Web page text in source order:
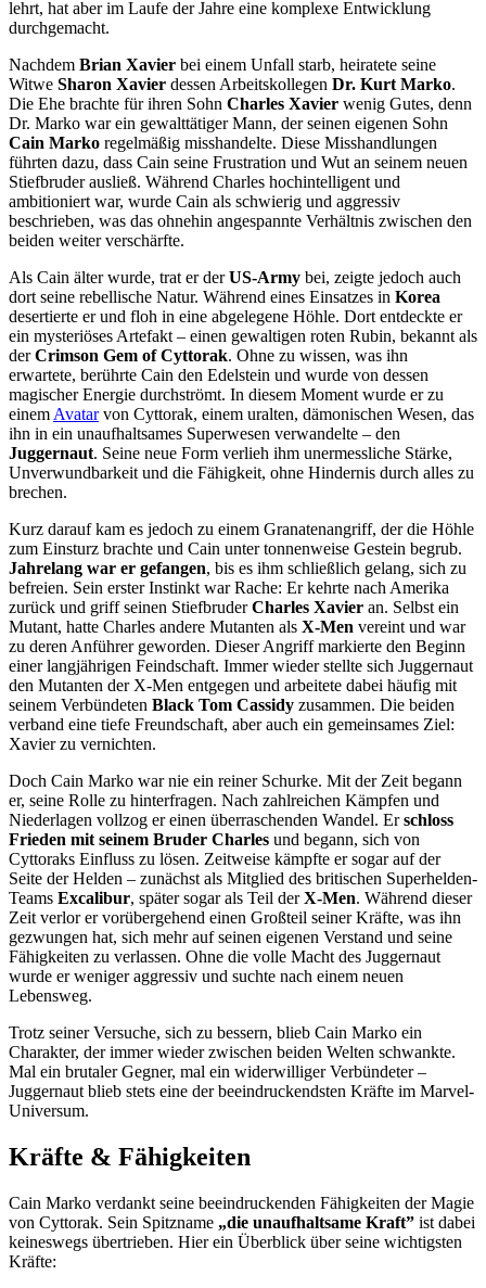
lehrt, hat aber im Laufe der Jahre eine komplexe Entwicklung
durchgemacht.
Nachdem Brian Xavier bei einem Unfall starb, heiratete seine
Witwe Sharon Xavier dessen Arbeitskollegen Dr. Kurt Marko.
Die Ehe brachte für ihren Sohn Charles Xavier wenig Gutes, denn
Dr. Marko war ein gewalttätiger Mann, der seinen eigenen Sohn
Cain Marko regelmäßig misshandelte. Diese Misshandlungen
führten dazu, dass Cain seine Frustration und Wut an seinem neuen
Stiefbruder ausließ. Während Charles hochintelligent und
ambitioniert war, wurde Cain als schwierig und aggressiv
beschrieben, was das ohnehin angespannte Verhältnis zwischen den
beiden weiter verschärfte.
Als Cain älter wurde, trat er derUS-Army bei, zeigte jedoch auch
dort seine rebellische Natur. Während eines Einsatzes in Korea
desertierte er und floh in eine abgelegene Höhle. Dort entdeckte er
ein mysteriöses Artefakt – einen gewaltigen roten Rubin, bekannt als
derCrimson Gem of Cyttorak. Ohne zu wissen, was ihn
erwartete, berührte Cain den Edelstein und wurde von dessen
magischer Energie durchströmt. In diesem Moment wurde er zu
einemAvatarvon Cyttorak, einem uralten, dämonischen Wesen, das
ihn in ein unaufhaltsames Superwesen verwandelte – den
Juggernaut. Seine neue Form verlieh ihm unermessliche Stärke,
Unverwundbarkeit und die Fähigkeit, ohne Hindernis durch alles zu
brechen.
Kurz darauf kam es jedoch zu einem Granatenangriff, der die Höhle
zum Einsturz brachte und Cain unter tonnenweise Gestein begrub.
Jahrelang war er gefangen, bis es ihm schließlich gelang, sich zu
befreien. Sein erster Instinkt war Rache: Er kehrte nach Amerika
zurück und griff seinen StiefbruderCharles Xavier an. Selbst ein
Mutant, hatte Charles andere Mutanten als X-Men vereint und war
zu deren Anführer geworden. Dieser Angriff markierte den Beginn
einer langjährigen Feindschaft. Immer wieder stellte sich Juggernaut
den Mutanten der X-Men entgegen und arbeitete dabei häufig mit
seinem Verbündeten Black Tom Cassidy zusammen. Die beiden
verband eine tiefe Freundschaft, aber auch ein gemeinsames Ziel:
Xavier zu vernichten.
Doch Cain Marko war nie ein reiner Schurke. Mit der Zeit begann
er, seine Rolle zu hinterfragen. Nach zahlreichen Kämpfen und
Niederlagen vollzog er einen überraschenden Wandel. Erschloss
Frieden mit seinem Bruder Charles und begann, sich von
Cyttoraks Einfluss zu lösen. Zeitweise kämpfte er sogar auf der
Seite der Helden – zunächst als Mitglied des britischen Superhelden-
Teams Excalibur, später sogar als Teil derX-Men. Während dieser
Zeit verlor er vorübergehend einen Großteil seiner Kräfte, was ihn
gezwungen hat, sich mehr auf seinen eigenen Verstand und seine
Fähigkeiten zu verlassen. Ohne die volle Macht des Juggernaut
wurde er weniger aggressiv und suchte nach einem neuen
Lebensweg.
Trotz seiner Versuche, sich zu bessern, blieb Cain Marko ein
Charakter, der immer wieder zwischen beiden Welten schwankte.
Mal ein brutaler Gegner, mal ein widerwilliger Verbündeter –
Juggernaut blieb stets eine der beeindruckendsten Kräfte im Marvel-
Universum.
Kräfte & Fähigkeiten
Cain Marko verdankt seine beeindruckenden Fähigkeiten der Magie
von Cyttorak. Sein Spitzname „die unaufhaltsame Kraft” ist dabei
keineswegs übertrieben. Hier ein Überblick über seine wichtigsten
Kräfte: